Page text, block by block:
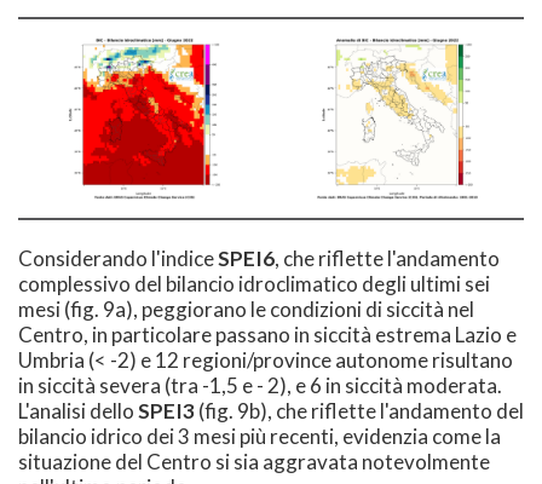
Considerando l'indiceSPEI6, che riflette l'andamento
complessivo del bilancio idroclimatico degli ultimi sei
mesi (fig. 9a), peggiorano le condizioni di siccità nel
Centro, in particolare passano in siccità estrema Lazio e
Umbria (< -2) e 12 regioni/province autonome risultano
in siccità severa (tra -1,5 e - 2), e 6 in siccità moderata.
L'analisi delloSPEI3(fig. 9b), che riflette l'andamento del
bilancio idrico dei 3 mesi più recenti, evidenzia come la
situazione del Centro si sia aggravata notevolmente